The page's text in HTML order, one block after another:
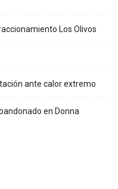
Los Olivos
ante calor extremo
en Donna